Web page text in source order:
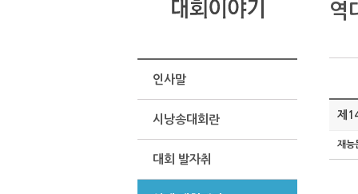
인사말
시낭송대회란
대회 발자취
역
제
재능